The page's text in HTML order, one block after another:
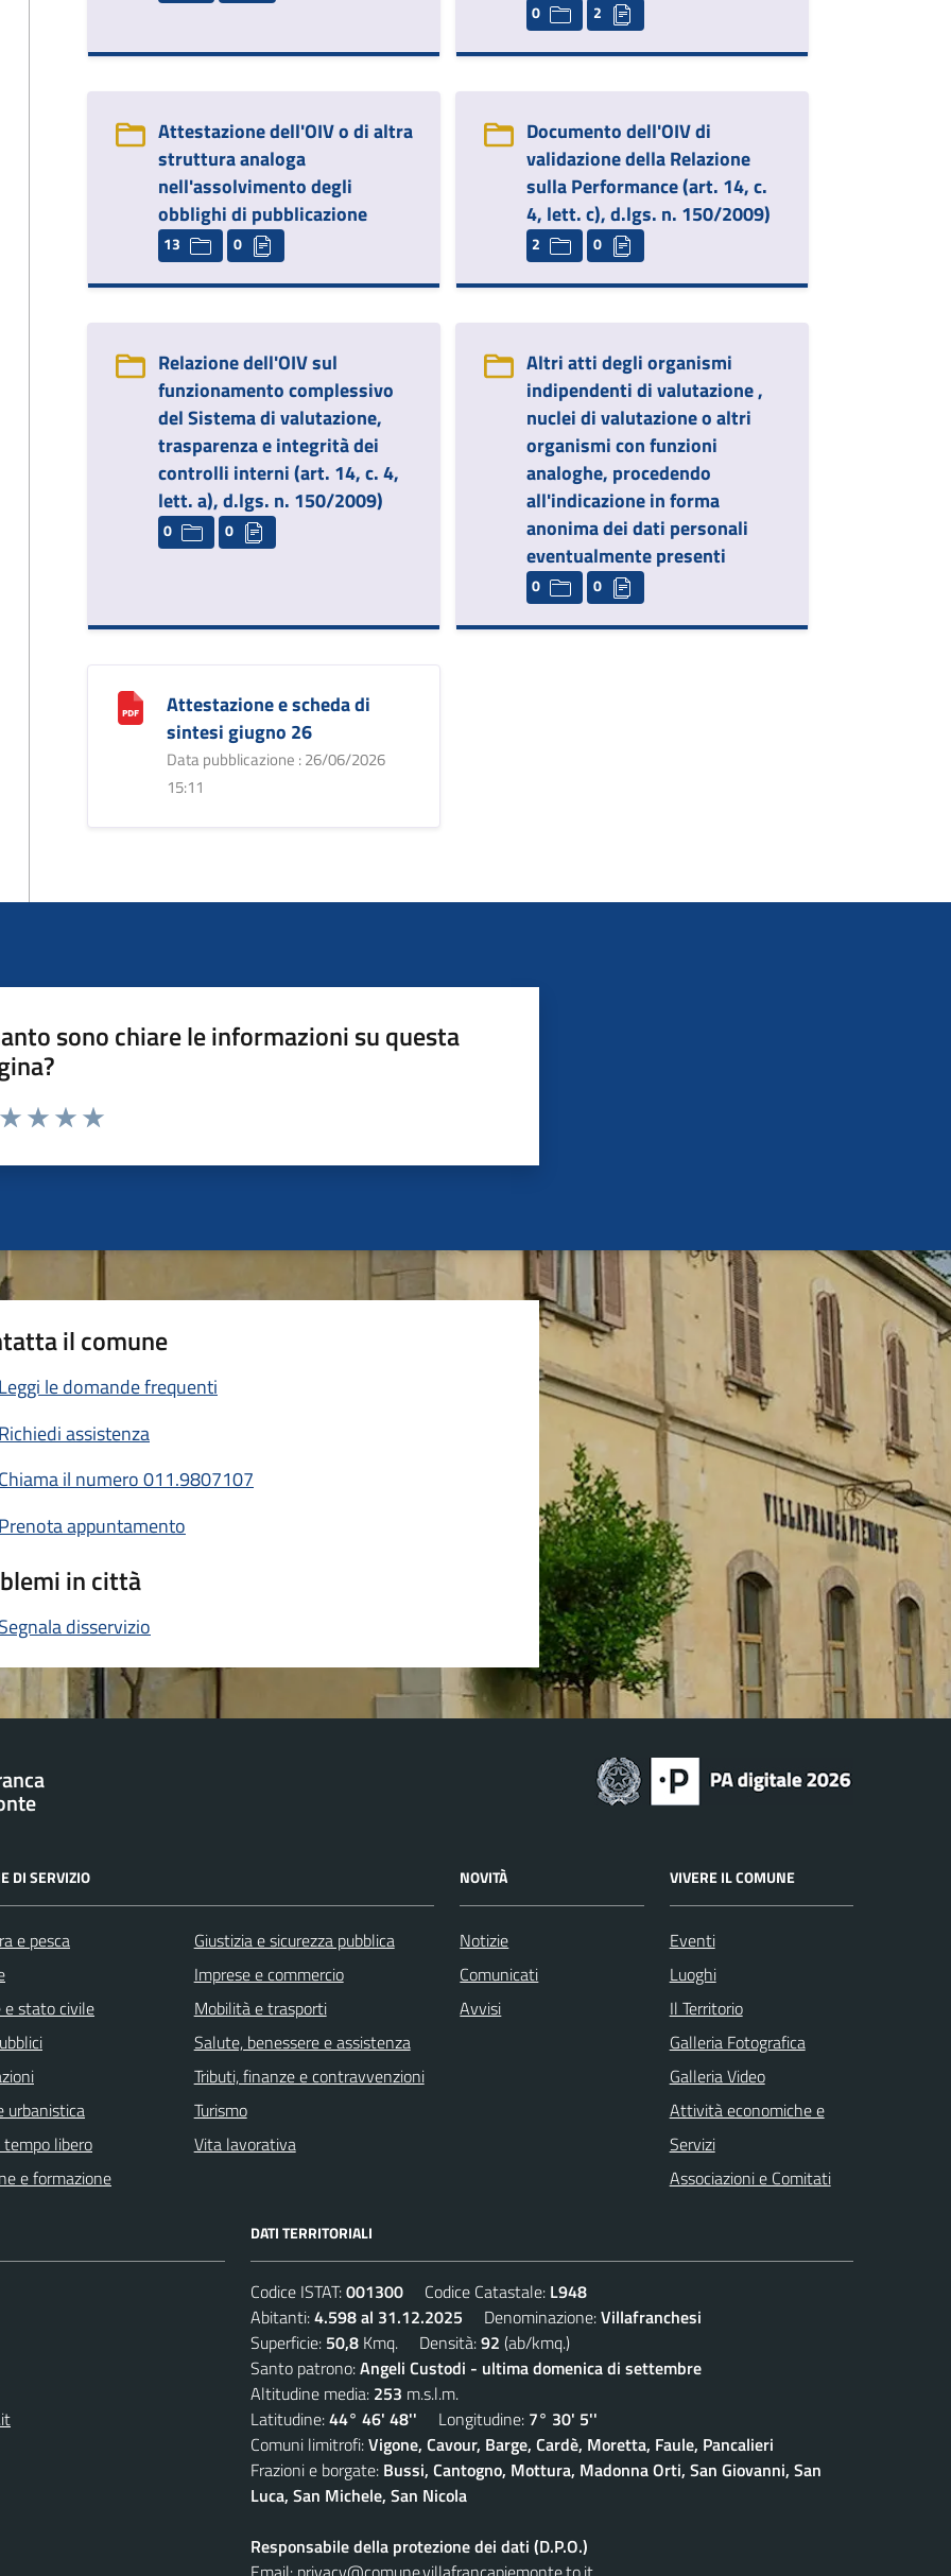
0 2
Attestazione dell'OIV o di altra
struttura analoga
nell'assolvimento degli
obblighi di pubblicazione
13 0
Documento dell'OIV di
validazione della Relazione
sulla Performance (art. 14, c.
4, lett. c), d.lgs. n. 150/2009)
2 0
Relazione dell'OIV sul
funzionamento complessivo
del Sistema di valutazione,
trasparenza e integrità dei
controlli interni (art. 14, c. 4,
lett. a), d.lgs. n. 150/2009)
0 0
Altri atti degli organismi
indipendenti di valutazione ,
nuclei di valutazione o altri
organismi con funzioni
analoghe, procedendo
all'indicazione in forma
anonima dei dati personali
eventualmente presenti
0 0
Attestazione e scheda di
sintesi giugno 26
Data pubblicazione : 26/06/2026
15:11
sono chiare le informazioni su questa
da 1 a 5 stelle la pagina
il comune
Leggi le domande frequenti
Richiedi assistenza
Chiama il numero 011.9807107
Prenota appuntamento
in città
Segnala disservizio
DI SERVIZIO
e pesca
e stato civile
urbanistica
libero
e formazione
Giustizia e sicurezza pubblica
Imprese e commercio
Mobilità e trasporti
Salute, benessere e assistenza
Tributi, finanze e contravvenzioni
Turismo
Vita lavorativa
NOVITÀ
Notizie
Comunicati
Avvisi
VIVERE IL COMUNE
Eventi
Luoghi
Il Territorio
Galleria Fotografica
Galleria Video
Attività economiche e
Servizi
Associazioni e Comitati
DATI TERRITORIALI
Codice ISTAT:001300 Codice Catastale: L948
Abitanti:4.598 al 31.12.2025 Denominazione:Villafranchesi
Superficie: 50,8 Kmq. Densità:92 (ab/kmq.)
Santo patrono:Angeli Custodi - ultima domenica di settembre
Altitudine media: 253 m.s.l.m.
Latitudine:44° 46' 48'' Longitudine: 7° 30' 5''
Comuni limitrofi:Vigone, Cavour, Barge, Cardè, Moretta, Faule, Pancalieri
Frazioni e borgate: Bussi, Cantogno, Mottura, Madonna Orti, San Giovanni, San
Luca, San Michele, San Nicola
Responsabile della protezione dei dati (D.P.O.)